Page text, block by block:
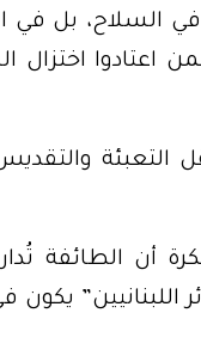
السلاح، بل
اعتادوا اختزال
التعبئة
أن الطائفة
يكون